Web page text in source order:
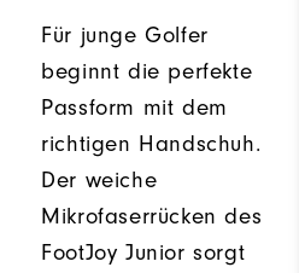
Für junge Golfer
beginnt die perfekte
Passform mit dem
richtigen Handschuh.
Der weiche
Mikrofaserrücken des
FootJoy Junior sorgt